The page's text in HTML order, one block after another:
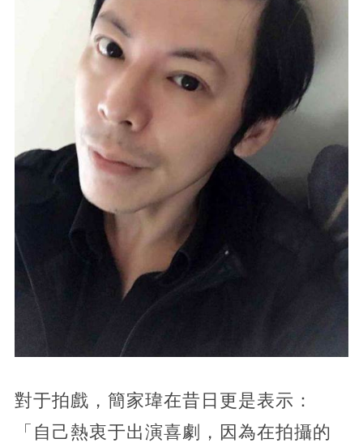
對于拍戲，簡家瑋在昔日更是表示：
「自己熱衷于出演喜劇，因為在拍攝的